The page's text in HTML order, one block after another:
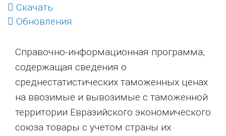
Скачать
Обновления
Справочно-информационная программа,
содержащая сведения о
среднестатистических таможенных ценах
на ввозимые и вывозимые с таможенной
территории Евразийского экономического
союза товары с учетом страны их